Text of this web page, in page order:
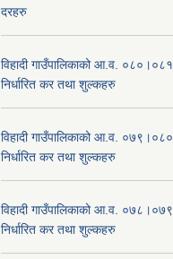
दरहरु
विहादी गाउँपालिकाको आ.व.
निर्धारित कर तथा शुल्कहरु
विहादी गाउँपालिकाको आ.व.
निर्धारित कर तथा शुल्कहरु
विहादी गाउँपालिकाको आ.व.
निर्धारित कर तथा शुल्कहरु